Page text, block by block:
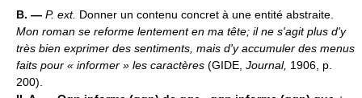
B. — P. ext. Donner un contenu concret à une entité abstraite.
Mon roman se reforme lentement en ma tête; il ne s'agit plus d'y
très bien exprimer des sentiments, mais d'y accumuler des menus
faits pour « informer » les caractères (GIDE, Journal, 1906, p.
200).